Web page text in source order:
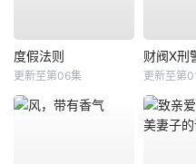
度假法则
更新至第06集
财阀X刑
更新至第